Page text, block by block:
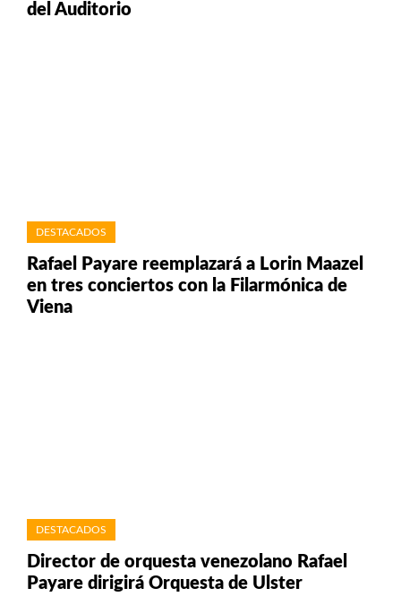
del Auditorio
DESTACADOS
Rafael Payare reemplazará a Lorin Maazel
en tres conciertos con la Filarmónica de
Viena
DESTACADOS
Director de orquesta venezolano Rafael
Payare dirigirá Orquesta de Ulster